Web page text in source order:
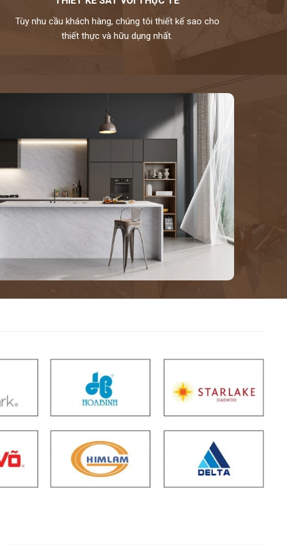
Tùy nhu cầu khách hàng, chúng tôi thiết kế sao cho
thiết thực và hữu dụng nhất.